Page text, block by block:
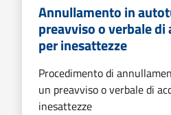
Annullamento in
preavviso o verbale
per inesattezze
Procedimento di
un preavviso o verbale di
inesattezze